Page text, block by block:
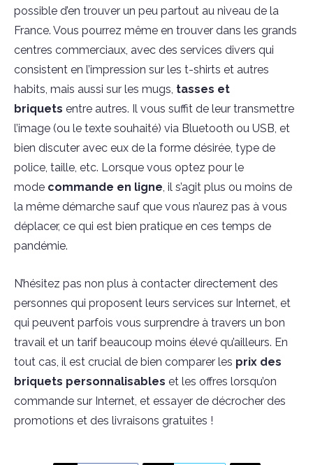
possible d’en trouver un peu partout au niveau de la
France. Vous pourrez même en trouver dans les grands
centres commerciaux, avec des services divers qui
consistent en l’impression sur les t-shirts et autres
habits, mais aussi sur les mugs, tasses et
briquets entre autres. Il vous suffit de leur transmettre
l’image (ou le texte souhaité) via Bluetooth ou USB, et
bien discuter avec eux de la forme désirée, type de
police, taille, etc. Lorsque vous optez pour le
mode commande en ligne, il s’agit plus ou moins de
la même démarche sauf que vous n’aurez pas à vous
déplacer, ce qui est bien pratique en ces temps de
pandémie.
N’hésitez pas non plus à contacter directement des
personnes qui proposent leurs services sur Internet, et
qui peuvent parfois vous surprendre à travers un bon
travail et un tarif beaucoup moins élevé qu’ailleurs. En
tout cas, il est crucial de bien comparer les prix des
briquets personnalisables et les offres lorsqu’on
commande sur Internet, et essayer de décrocher des
promotions et des livraisons gratuites !